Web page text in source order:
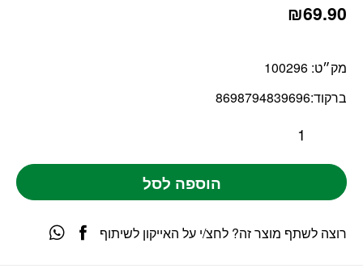
₪69.90
מק״ט: 100296
ברקוד:8698794839696
הוספה לסל
רוצה לשתף מוצר זה? לחצ/י על האייקון לשיתוף